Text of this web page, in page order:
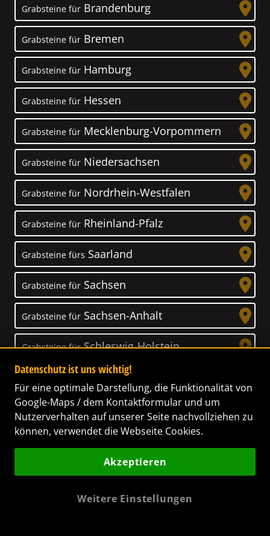
Grabsteine für Brandenburg
Grabsteine für Bremen
Grabsteine für Hamburg
Grabsteine für Hessen
Grabsteine für Mecklenburg-Vorpommern
Grabsteine für Niedersachsen
Grabsteine für Nordrhein-Westfalen
Grabsteine für Rheinland-Pfalz
Grabsteine fürs Saarland
Grabsteine für Sachsen
Grabsteine für Sachsen-Anhalt
Grabsteine fürSchleswig-Holstein
Thüringen
es uns zur Aufgabe gemacht, Ihnen dabei zu
Datenschutz ist uns wichtig!
Für eine optimale Darstellung, die Funktionalität von
Google-Maps / dem Kontaktformular und um
Nutzerverhalten auf unserer Seite nachvollziehen zu
können, verwendet die Webseite Cookies.
Akzeptieren
Weitere Einstellungen